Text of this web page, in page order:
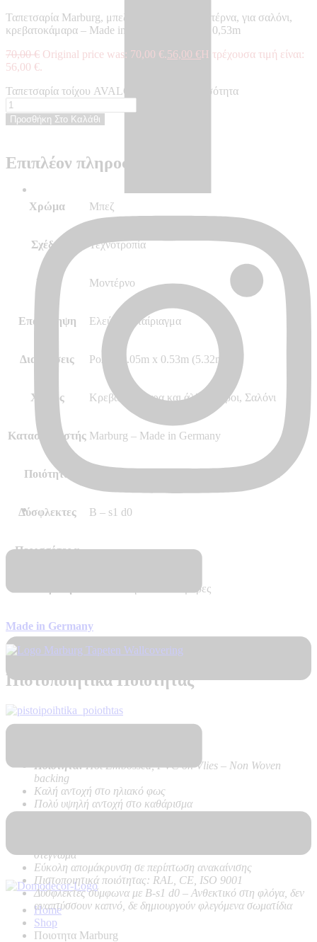
Home
Shop
Ποιοτητα Marburg
Ταπετσαρία Marburg, μπεζ, τεχνοτροπία, μοντέρνα, για σαλόνι,
κρεβατοκάμαρα – Made in Germany, 10,05 x 0,53m
70,00€ Original price was: 70,00 €.56,00 €Η τρέχουσα τιμή είναι:
56,00 €.
Ταπετσαρία τοίχου AVALON - AV31641 ποσότητα
Προσθήκη Στο Καλάθι
Επιπλέον πληροφορίες
Χρώμα Μπεζ
Σχέδιο Τεχνοτροπία
Στυλ Μοντέρνο
Επανάληψη Ελεύθερο ταίριαγμα
Διαστάσεις Ρολό 10.05m x 0.53m (5.32m²)
Χώρος Κρεβατοκάμαρα και άλλοι χώροι, Σαλόνι
Κατασκευαστής Marburg – Made in Germany
Ποιότητα
Δύσφλεκτες B – s1 d0
Περισσότερα –
Αποστολή σε 7 – 10 μέρες
Made in Germany
Πιστοποιητικά Ποιότητας
Ποιότητα:Hot Embossed, PVC on Vlies – Non Woven
backing
Καλή αντοχή στο ηλιακό φως
Πολύ υψηλή αντοχή στο καθάρισμα
στέγνωμα
Εύκολη απομάκρυνση σε περίπτωση ανακαίνισης
Πιστοποιητικά ποιότητας: RAL, CE, ISO 9001
Δύσφλεκτες σύμφωνα με B-s1 d0 – Ανθεκτικό στη φλόγα, δεν
αναπτύσσουν καπνό, δε δημιουργούν φλεγόμενα σωματίδια